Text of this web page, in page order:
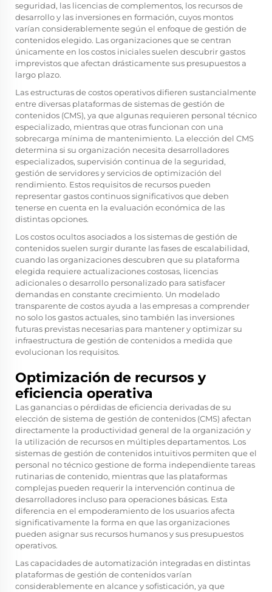
seguridad, las licencias de complementos, los recursos de
desarrollo y las inversiones en formación, cuyos montos
varían considerablemente según el enfoque de gestión de
contenidos elegido. Las organizaciones que se centran
únicamente en los costos iniciales suelen descubrir gastos
imprevistos que afectan drásticamente sus presupuestos a
largo plazo.
Las estructuras de costos operativos difieren sustancialmente
entre diversas plataformas de sistemas de gestión de
contenidos (CMS), ya que algunas requieren personal técnico
especializado, mientras que otras funcionan con una
sobrecarga mínima de mantenimiento. La elección del CMS
determina si su organización necesita desarrolladores
especializados, supervisión continua de la seguridad,
gestión de servidores y servicios de optimización del
rendimiento. Estos requisitos de recursos pueden
representar gastos continuos significativos que deben
tenerse en cuenta en la evaluación económica de las
distintas opciones.
Los costos ocultos asociados a los sistemas de gestión de
contenidos suelen surgir durante las fases de escalabilidad,
cuando las organizaciones descubren que su plataforma
elegida requiere actualizaciones costosas, licencias
adicionales o desarrollo personalizado para satisfacer
demandas en constante crecimiento. Un modelado
transparente de costos ayuda a las empresas a comprender
no solo los gastos actuales, sino también las inversiones
futuras previstas necesarias para mantener y optimizar su
infraestructura de gestión de contenidos a medida que
evolucionan los requisitos.
Optimización de recursos y
eficiencia operativa
Las ganancias o pérdidas de eficiencia derivadas de su
elección de sistema de gestión de contenidos (CMS) afectan
directamente la productividad general de la organización y
la utilización de recursos en múltiples departamentos. Los
sistemas de gestión de contenidos intuitivos permiten que el
personal no técnico gestione de forma independiente tareas
rutinarias de contenido, mientras que las plataformas
complejas pueden requerir la intervención continua de
desarrolladores incluso para operaciones básicas. Esta
diferencia en el empoderamiento de los usuarios afecta
significativamente la forma en que las organizaciones
pueden asignar sus recursos humanos y sus presupuestos
operativos.
Las capacidades de automatización integradas en distintas
plataformas de gestión de contenidos varían
considerablemente en alcance y sofisticación, ya que